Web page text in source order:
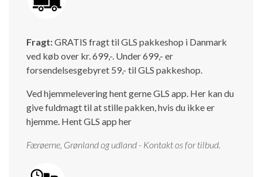
Fragt:GRATIS fragt til GLS pakkeshop i Danmark
ved køb over kr. 699,-. Under 699,- er
forsendelsesgebyret 59,- til GLS pakkeshop.
Ved hjemmelevering hent gerne GLS app. Her kan du
give fuldmagt til at stille pakken, hvis du ikke er
hjemme. Hent GLS app her
Færøerne, Grønland og udland - Kontakt os for tilbud.